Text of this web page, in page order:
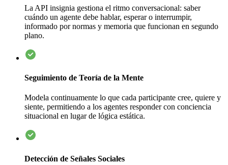
La API insignia gestiona el ritmo conversacional: saber
cuándo un agente debe hablar, esperar o interrumpir,
informado por normas y memoria que funcionan en segundo
plano.
Seguimiento de Teoría de la Mente
Modela continuamente lo que cada participante cree, quiere y
siente, permitiendo a los agentes responder con conciencia
situacional en lugar de lógica estática.
Detección de Señales Sociales